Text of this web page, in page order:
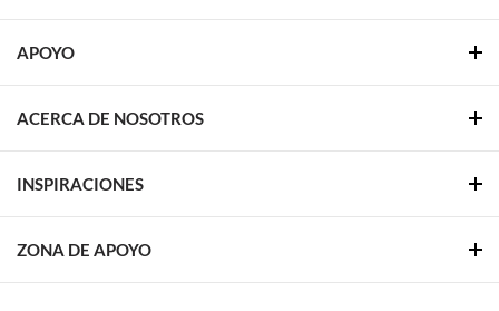
APOYO
ACERCA DE NOSOTROS
INSPIRACIONES
ZONA DE APOYO